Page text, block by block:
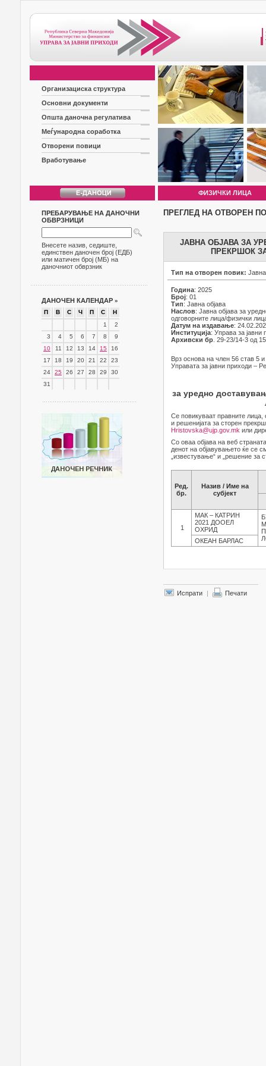
Организациска структура
Основни документи
Општа даночна регулатива
Меѓународна соработка
Отворени повици
Вработување
ФИЗИЧКИ ЛИЦА
ПРЕБАРУВАЊЕ НА ДАНОЧНИ
ОБВРЗНИЦИ
Внесете назив, седиште,
единствен даночен број (ЕДБ)
или матичен број (МБ) на
даночниот обврзник
ДАНОЧЕН КАЛЕНДАР »
П В С Ч П С
Н
1
2
3
4 5 6 7 8
9
10
11 12 13 14 15
16
17
18 19 20 21 22
23
24
25 26 27 28 29
30
31
ПРЕГЛЕД НА ОТВОРЕН
ЈАВНА ОБЈАВА ЗА
ПРЕКРШОК
Тип на отворен повик:
Година: 2025
Број: 01
Тип: Јавна објава
Наслов: Јавна објава за
одговорните лица/физички
Датум на издавање:
Институција: Управа за јавни
Архивски бр . 29-23/14-3 од
Врз основа на член 56 став 5
Управата за јавни приходи –
за уредно
Се повикуваат правните лица,
и решенијата за сторен
Hristovska@ujp.gov.mk или
Со оваа објава на веб
денот на објавувањето ќе се
„известување“ и „решение за
Ред.
бр.
Назив / Име на
субјект
1
МАК – КАТРИН
2021 ДООЕЛ
ОХРИД
ОКЕАН БАРЛАС
Испрати | Печати